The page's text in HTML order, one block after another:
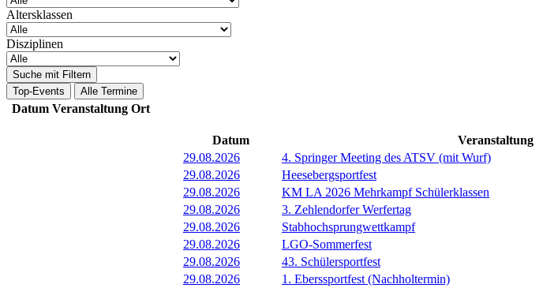
Altersklassen
Disziplinen
Suche mit Filtern
Top-Events
Alle Termine
Datum Veranstaltung Ort
Datum Veranstaltung
29.08.2026
4. Springer Meeting des ATSV (mit Wurf)
29.08.2026
Heesebergsportfest
29.08.2026
KM LA 2026 Mehrkampf Schülerklassen
29.08.2026
3. Zehlendorfer Werfertag
29.08.2026
Stabhochsprungwettkampf
29.08.2026
LGO-Sommerfest
29.08.2026
43. Schülersportfest
29.08.2026
1. Eberssportfest (Nachholtermin)